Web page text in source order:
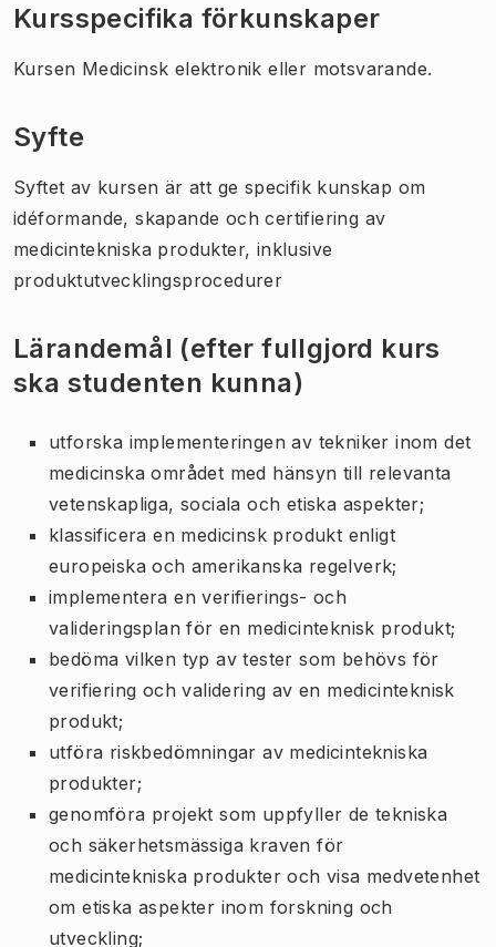
Kursspecifika förkunskaper
Kursen Medicinsk elektronik eller motsvarande.
Syfte
Syftet av kursen är att ge specifik kunskap om
idéformande, skapande och certifiering av
medicintekniska produkter, inklusive
produktutvecklingsprocedurer
Lärandemål (efter fullgjord kurs
ska studenten kunna)
utforska implementeringen av tekniker inom det
medicinska området med hänsyn till relevanta
vetenskapliga, sociala och etiska aspekter;
klassificera en medicinsk produkt enligt
europeiska och amerikanska regelverk;
implementera en verifierings- och
valideringsplan för en medicinteknisk produkt;
bedöma vilken typ av tester som behövs för
verifiering och validering av en medicinteknisk
produkt;
utföra riskbedömningar av medicintekniska
produkter;
genomföra projekt som uppfyller de tekniska
och säkerhetsmässiga kraven för
medicintekniska produkter och visa medvetenhet
om etiska aspekter inom forskning och
utveckling;